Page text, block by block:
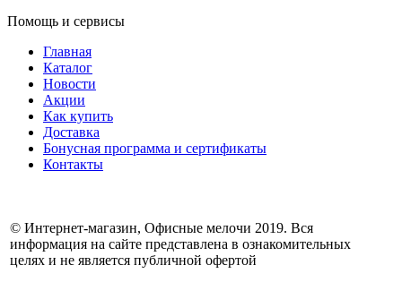
Помощь и сервисы
Главная
Каталог
Новости
Акции
Как купить
Доставка
Бонусная программа и сертификаты
Контакты
© Интернет-магазин, Офисные мелочи 2019. Вся
информация на сайте представлена в ознакомительных
целях и не является публичной офертой